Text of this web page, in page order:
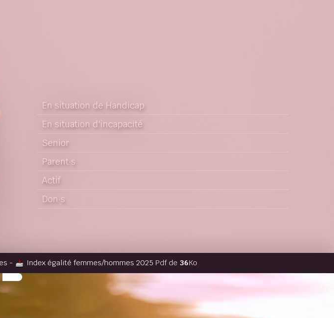
En situation de Handicap
En situation d'incapacité
Senior
Parent·s
Actif
Don·s
- Index égalité femmes/hommes 2025 Pdf de 36Ko